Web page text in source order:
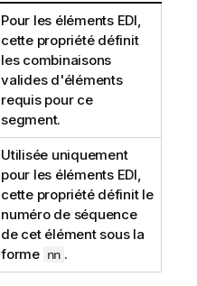
Pour les éléments EDI,
cette propriété définit
les combinaisons
valides d'éléments
requis pour ce
segment.
Utilisée uniquement
pour les éléments EDI,
cette propriété définit le
numéro de séquence
de cet élément sous la
forme nn .